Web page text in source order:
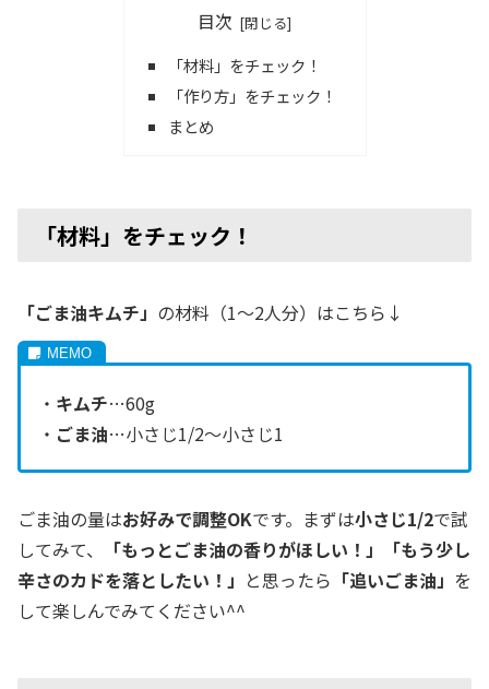
目次
「材料」をチェック！
「作り方」をチェック！
まとめ
「材料」をチェック！
「ごま油キムチ」 の材料（1～2人分）はこちら↓
・ キムチ…60g
・ ごま油…小さじ1/2～小さじ1
ごま油の量はお好みで調整OKです。まずは小さじ1/2で試
してみて、
「もっとごま油の香りがほしい！」「もう少し
辛さのカドを落としたい！」 と思ったら 「追いごま油」 を
して楽しんでみてください^^